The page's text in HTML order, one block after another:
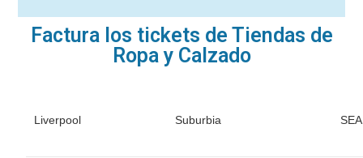
Factura los tickets de Tiendas de
Ropa y Calzado
Liverpool Suburbia